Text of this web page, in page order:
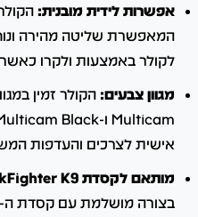
אפשרות לידית מובנית:
המאפשרת שליטה מהירה
לקולר באמצעות ולקרו
מגוון צבעים: הקולר זמין
אישית לצרכים והעדפות
מותאם לקסדת DarkFighter K9: